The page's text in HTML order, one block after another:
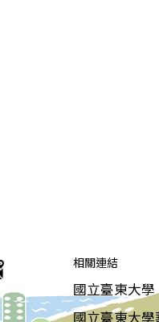
相關連結
國立臺東大學
國立臺東大